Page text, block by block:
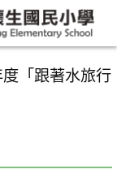
「跟著水旅行